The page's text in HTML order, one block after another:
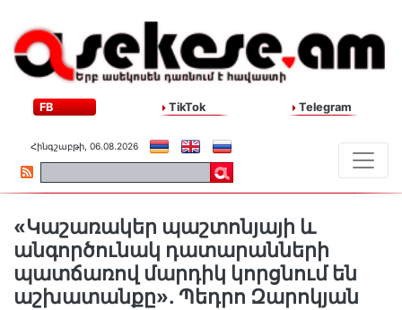
FB TikTok Telegram
Հինգշաբթի, 06.08.2026
«Կաշառակեր պաշտոնյայի և
անգործունակ դատարանների
պատճառով մարդիկ կորցնում են
աշխատանքը». Պեդրո Զարոկյան